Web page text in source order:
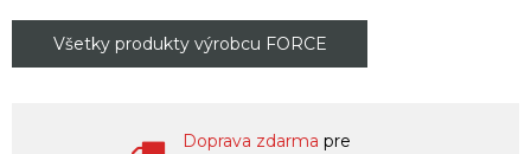
Všetky produkty výrobcu FORCE
Doprava zdarma pre